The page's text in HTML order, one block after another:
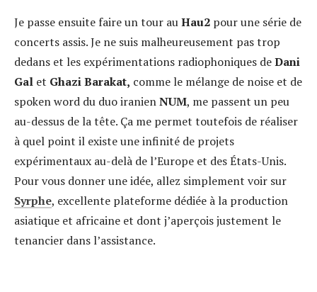
Je passe ensuite faire un tour auHau2 pour une série de
concerts assis. Je ne suis malheureusement pas trop
dedans et les expérimentations radiophoniques deDani
Gal et Ghazi Barakat, comme le mélange de noise et de
spoken word du duo iranienNUM, me passent un peu
au-dessus de la tête. Ça me permet toutefois de réaliser
à quel point il existe une infinité de projets
expérimentaux au-delà de l’Europe et des États-Unis.
Pour vous donner une idée, allez simplement voir sur
Syrphe, excellente plateforme dédiée à la production
asiatique et africaine et dont j’aperçois justement le
tenancier dans l’assistance.